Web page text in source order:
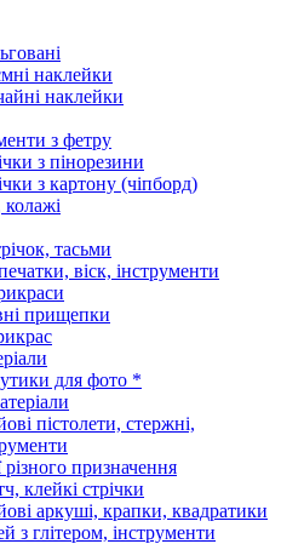
наклейки
наклейки
з фетру
з пінорезини
з картону (чіпборд)
тасьми
віск, інструменти
прищепки
для фото *
пістолети, стержні,
різного призначення
клейкі стрічки
аркуші, крапки, квадратики
з глітером, інструменти